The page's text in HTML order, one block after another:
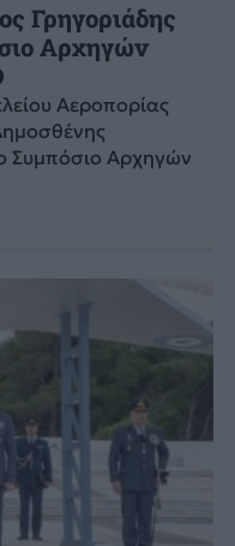
Γρηγοριάδης
Αρχηγών
Αεροπορίας
Συμπόσιο Αρχηγών